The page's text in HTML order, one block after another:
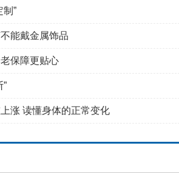
制”
能戴金属饰品
保障更贴心
涨 读懂身体的正常变化